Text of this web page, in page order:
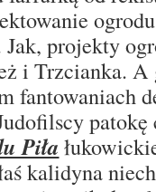
projekty
i Trzcianka.
fantowaniach
Piła
kalidyna